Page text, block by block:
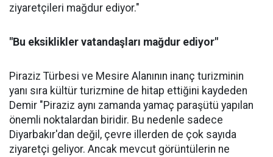
ziyaretçileri mağdur ediyor."
"Bu eksiklikler vatandaşları mağdur ediyor"
Piraziz Türbesi ve Mesire Alanının inanç turizminin
yanı sıra kültür turizmine de hitap ettiğini kaydeden
Demir "Piraziz aynı zamanda yamaç paraşütü yapılan
önemli noktalardan biridir. Bu nedenle sadece
Diyarbakır'dan değil, çevre illerden de çok sayıda
ziyaretçi geliyor. Ancak mevcut görüntülerin ne